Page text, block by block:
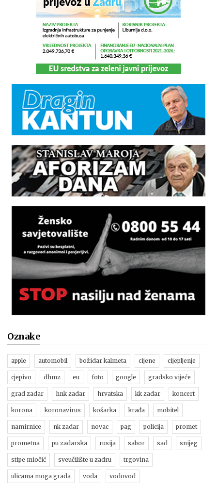
Oznake
apple automobil božidar kalmeta cijene cijepljenje
cjepivo dhmz eu foto google gradsko vijeće
grad zadar hnk zadar hrvatska kk zadar koncert
korona koronavirus košarka krađa mobitel
namirnice nk zadar novac pag policija promet
prometna pu zadarska rusija sabor sad snijeg
stipe miočić sveučilište u zadru trgovina
ulicama moga grada voda vodovod